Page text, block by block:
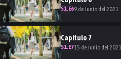
S1.E69 de Junio del 2021
Capitulo 7
S1.E715 de Junio del 2021